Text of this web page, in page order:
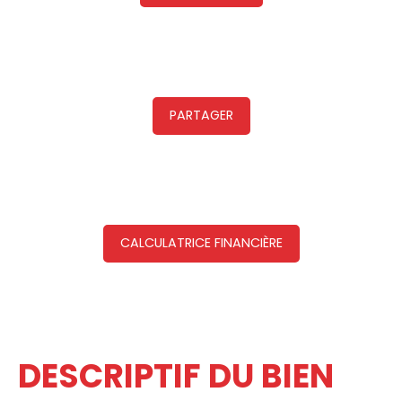
PARTAGER
CALCULATRICE FINANCIÈRE
DESCRIPTIF DU BIEN